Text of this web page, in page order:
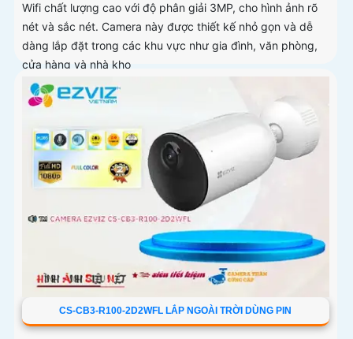
Wifi chất lượng cao với độ phân giải 3MP, cho hình ảnh rõ
nét và sắc nét. Camera này được thiết kế nhỏ gọn và dễ
dàng lắp đặt trong các khu vực như gia đình, văn phòng,
cửa hàng và nhà kho
CS-CB3-R100-2D2WFL LẮP NGOÀI TRỜI DÙNG PIN